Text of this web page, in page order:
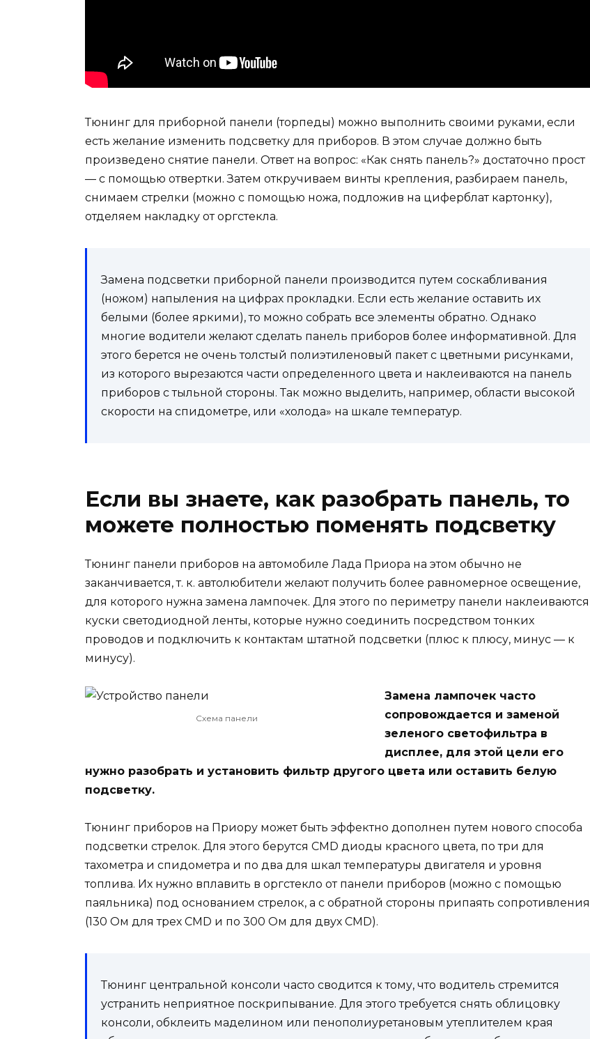
Тюнинг для приборной панели (торпеды) можно выполнить своими руками, если
есть желание изменить подсветку для приборов. В этом случае должно быть
произведено снятие панели. Ответ на вопрос: «Как снять панель?» достаточно прост
— с помощью отвертки. Затем откручиваем винты крепления, разбираем панель,
снимаем стрелки (можно с помощью ножа, подложив на циферблат картонку),
отделяем накладку от оргстекла.
Замена подсветки приборной панели производится путем соскабливания
(ножом) напыления на цифрах прокладки. Если есть желание оставить их
белыми (более яркими), то можно собрать все элементы обратно. Однако
многие водители желают сделать панель приборов более информативной. Для
этого берется не очень толстый полиэтиленовый пакет с цветными рисунками,
из которого вырезаются части определенного цвета и наклеиваются на панель
приборов с тыльной стороны. Так можно выделить, например, области высокой
скорости на спидометре, или «холода» на шкале температур.
Если вы знаете, как разобрать панель, то
можете полностью поменять подсветку
Тюнинг панели приборов на автомобиле Лада Приора на этом обычно не
заканчивается, т. к. автолюбители желают получить более равномерное освещение,
для которого нужна замена лампочек. Для этого по периметру панели наклеиваются
куски светодиодной ленты, которые нужно соединить посредством тонких
проводов и подключить к контактам штатной подсветки (плюс к плюсу, минус — к
минусу).
Схема панели
Замена лампочек часто
сопровождается и заменой
зеленого светофильтра в
дисплее, для этой цели его
нужно разобрать и установить фильтр другого цвета или оставить белую
подсветку.
Тюнинг приборов на Приору может быть эффектно дополнен путем нового способа
подсветки стрелок. Для этого берутся CMD диоды красного цвета, по три для
тахометра и спидометра и по два для шкал температуры двигателя и уровня
топлива. Их нужно вплавить в оргстекло от панели приборов (можно с помощью
паяльника) под основанием стрелок, а с обратной стороны припаять сопротивления
(130 Ом для трех CMD и по 300 Ом для двух CMD).
Тюнинг центральной консоли часто сводится к тому, что водитель стремится
устранить неприятное поскрипывание. Для этого требуется снять облицовку
консоли, обклеить маделином или пенополиуретановым утеплителем края